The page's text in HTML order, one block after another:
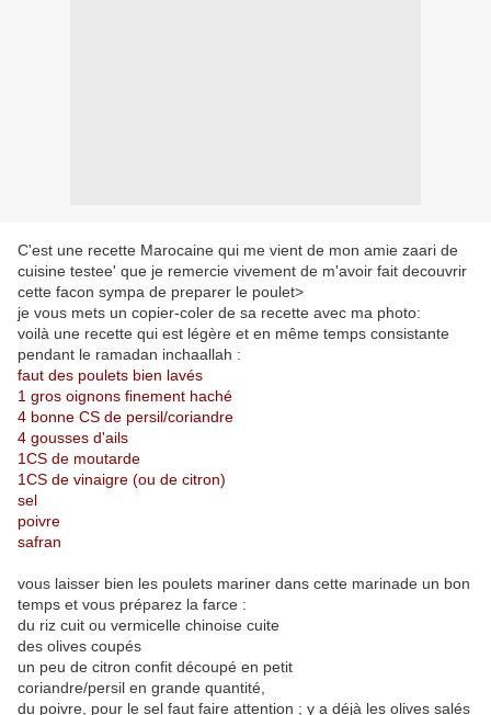
C'est une recette Marocaine qui me vient de mon amie zaari de
cuisine testee' que je remercie vivement de m'avoir fait decouvrir
cette facon sympa de preparer le poulet>
je vous mets un copier-coler de sa recette avec ma photo:
voilà une recette qui est légère et en même temps consistante
pendant le ramadan inchaallah :
faut des poulets bien lavés
1 gros oignons finement haché
4 bonne CS de persil/coriandre
4 gousses d'ails
1CS de moutarde
1CS de vinaigre (ou de citron)
sel
poivre
safran
vous laisser bien les poulets mariner dans cette marinade un bon
temps et vous préparez la farce :
du riz cuit ou vermicelle chinoise cuite
des olives coupés
un peu de citron confit découpé en petit
coriandre/persil en grande quantité,
du poivre, pour le sel faut faire attention ; y a déjà les olives salés